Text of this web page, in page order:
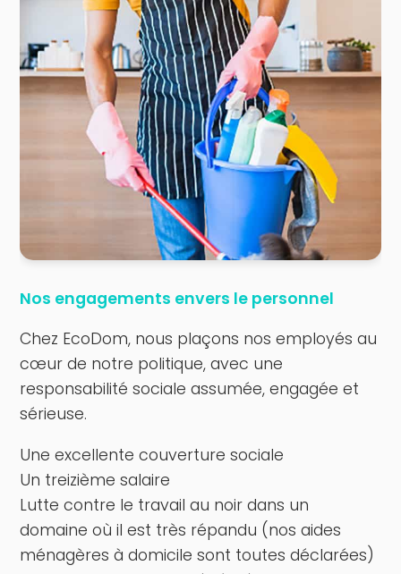
Nos engagements envers le personnel
Chez EcoDom, nous plaçons nos employés au
cœur de notre politique, avec une
responsabilité sociale assumée, engagée et
sérieuse.
Une excellente couverture sociale
Un treizième salaire
Lutte contre le travail au noir dans un
domaine où il est très répandu (nos aides
ménagères à domicile sont toutes déclarées)